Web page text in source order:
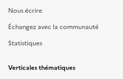
Nous écrire
Échangez avec la communauté
Statistiques
Verticales thématiques